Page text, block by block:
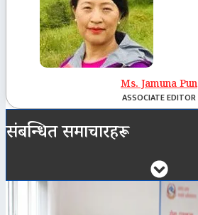
Ms. Jamuna Pun
ASSOCIATE EDITOR
संबन्धित समाचारहरू